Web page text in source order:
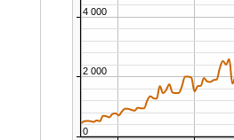
0
2 000
4 000